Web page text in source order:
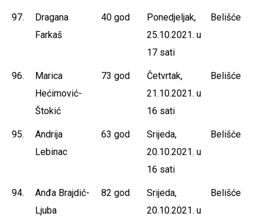
97.
Dragana
Farkaš
40 god
Ponedjeljak,
25.10.2021. u
17 sati
Belišće
96.
Marica
Hećimović-
Štokić
73 god
Četvrtak,
21.10.2021. u
16 sati
Belišće
95.
Andrija
Lebinac
63 god
Srijeda,
20.10.2021. u
16 sati
Belišće
94.
Anđa Brajdić-
Ljuba
82 god
Srijeda,
20.10.2021. u
Belišće